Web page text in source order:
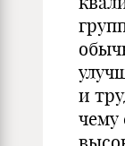
и
чему